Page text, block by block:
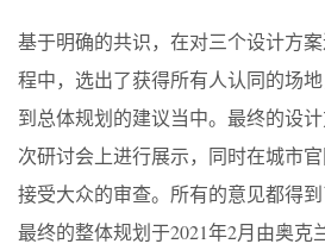
基于明确的共识，在对三个设计方
程中，选出了获得所有人认同的场
到总体规划的建议当中。最终的设
次研讨会上进行展示，同时在城市
接受大众的审查。所有的意见都得到
最终的整体规划于2021年2月由奥克